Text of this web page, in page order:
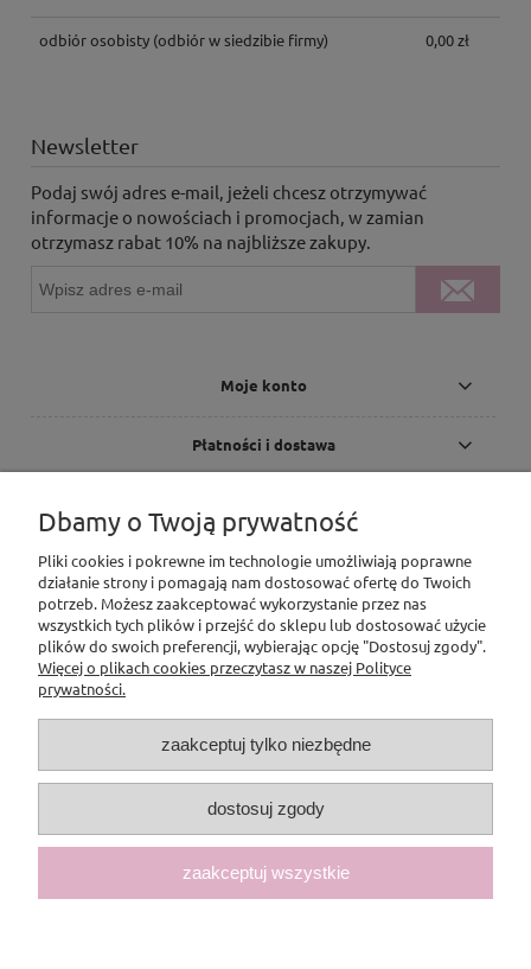
odbiór osobisty(odbiór w siedzibie firmy) 0,00 zł
Newsletter
Podaj swój adres e-mail, jeżeli chcesz otrzymywać
informacje o nowościach i promocjach, w zamian
otrzymasz rabat 10% na najbliższe zakupy.
Moje konto
Płatności i dostawa
O nas
Pomoc
Dbamy o Twoją prywatność
Pliki cookies i pokrewne im technologie umożliwiają poprawne
działanie strony i pomagają nam dostosować ofertę do Twoich
potrzeb. Możesz zaakceptować wykorzystanie przez nas
wszystkich tych plików i przejść do sklepu lub dostosować użycie
plików do swoich preferencji, wybierając opcję "Dostosuj zgody".
Więcej o plikach cookies przeczytasz w naszej Polityce
prywatności.
zaakceptuj tylko niezbędne
dostosuj zgody
zaakceptuj wszystkie